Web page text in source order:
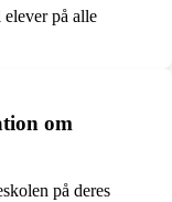
på alle
om
på deres